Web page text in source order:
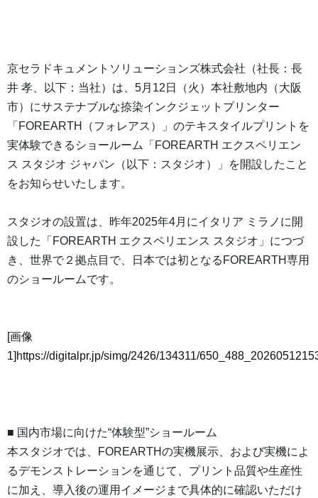
京セラドキュメントソリューションズ株式会社（社長：長
井 孝、以下：当社）は、5月12日（火）本社敷地内（大阪
市）にサステナブルな捺染インクジェットプリンター
「FOREARTH（フォレアス）」のテキスタイルプリントを
実体験できるショールーム「FOREARTH エクスペリエン
ス スタジオ ジャパン（以下：スタジオ）」を開設したこと
をお知らせいたします。
スタジオの設置は、昨年2025年4月にイタリア ミラノに開
設した「FOREARTH エクスペリエンス スタジオ」につづ
き、世界で２拠点目で、日本では初となるFOREARTH専用
のショールームです。
[画像
1]https://digitalpr.jp/simg/2426/134311/
■ 国内市場に向けた“体験型”ショールーム
本スタジオでは、FOREARTHの実機展示、および実機によ
るデモンストレーションを通じて、プリント品質や生産性
に加え、導入後の運用イメージまで具体的に確認いただけ